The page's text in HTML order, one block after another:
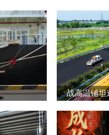
战高温铺坦